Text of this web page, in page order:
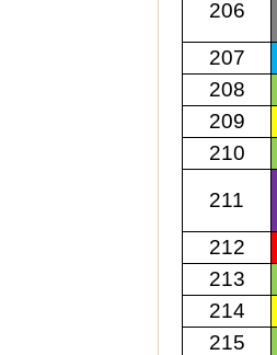
206
207
208
209
210
211
212
213
214
215